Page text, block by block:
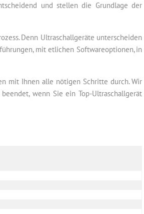
und stellen die Grundlage der
Denn Ultraschallgeräte unterscheiden
mit etlichen Softwareoptionen, in
mit Ihnen alle nötigen Schritte durch. Wir
wenn Sie ein Top-Ultraschallgerät